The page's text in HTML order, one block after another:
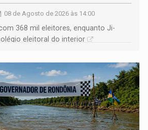
08 de Agosto de 2026 às 14:00
368 mil eleitores, enquanto Ji-
eleitoral do interior